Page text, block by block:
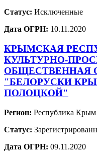
Статус: Исключенные
Дата ОГРН: 10.11.2020
КРЫМСКАЯ
КУЛЬТУРНО-
ОБЩЕСТВЕННАЯ
"БЕЛОРУСКИ
ПОЛОЦКОЙ"
Регион: Республика Крым
Статус:
Дата ОГРН: 09.11.2020